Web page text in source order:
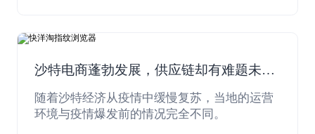
沙特电商蓬勃发展，供应链却有难题未破
解
随着沙特经济从疫情中缓慢复苏，当地的运营
环境与疫情爆发前的情况完全不同。